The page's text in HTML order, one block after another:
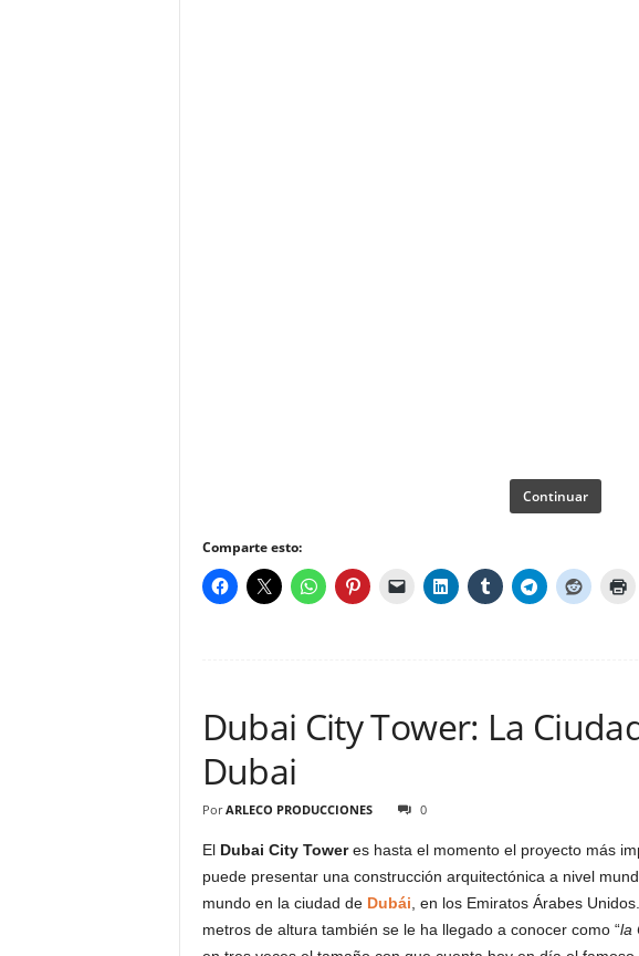
Continuar
Comparte esto:
Dubai City Tower: La
Dubai
Por ARLECO PRODUCCIONES 0
El Dubai City Toweres hasta el momento el proyecto más
puede presentar una construcción arquitectónica a nivel
mundo en la ciudad de Dubái , en los Emiratos Árabes
metros de altura también se le ha llegado a conocer como “la